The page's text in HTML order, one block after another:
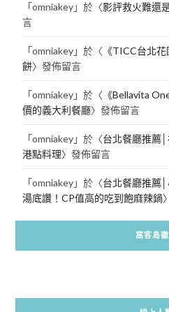
「omniakey」於〈影評救火難還
言
「omniakey」於〈 《TICC台北
餅〉發佈留言
「omniakey」於〈 《Bellavita
價的義大利餐廳〉發佈留言
「omniakey」於〈台北餐廳推薦
港點料理〉發佈留言
「omniakey」於〈台北餐廳推薦
湯底讚！CP值高的吃到飽麻辣鍋
窩客島